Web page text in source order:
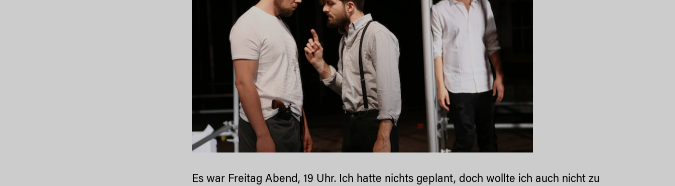
Es war Freitag Abend, 19 Uhr. Ich hatte nichts geplant, doch wollte ich auch nicht zu